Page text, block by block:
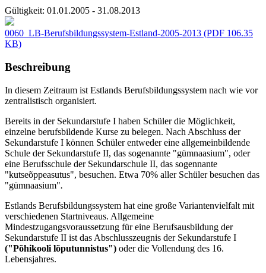
Gültigkeit: 01.01.2005 - 31.08.2013
0060_LB-Berufsbildungssystem-Estland-2005-2013 (PDF 106.35
KB)
Beschreibung
In diesem Zeitraum ist Estlands Berufsbildungssystem nach wie vor
zentralistisch organisiert.
Bereits in der Sekundarstufe I haben Schüler die Möglichkeit,
einzelne berufsbildende Kurse zu belegen. Nach Abschluss der
Sekundarstufe I können Schüler entweder eine allgemeinbildende
Schule der Sekundarstufe II, das sogenannte "gümnaasium", oder
eine Berufsschule der Sekundarschule II, das sogennante
"kutseõppeasutus", besuchen. Etwa 70% aller Schüler besuchen das
"gümnaasium".
Estlands Berufsbildungssystem hat eine große Variantenvielfalt mit
verschiedenen Startniveaus. Allgemeine
Mindestzugangsvoraussetzung für eine Berufsausbildung der
Sekundarstufe II ist das Abschlusszeugnis der Sekundarstufe I
("Põhikooli lõputunnistus") oder die Vollendung des 16.
Lebensjahres.